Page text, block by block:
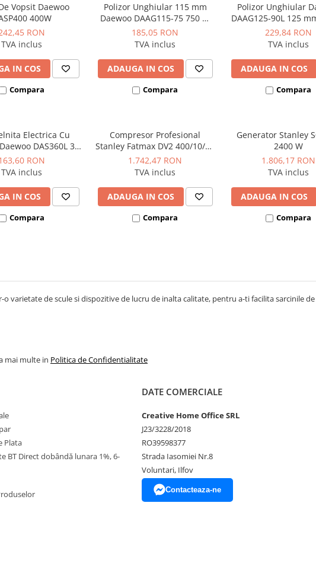
Vopsit Daewoo
400W
RON
TVA inclus
IN COS
Compara
Polizor Unghiular 115 mm
Daewoo DAAG115-75 750 W
11.000 rpm
185,05 RON
TVA inclus
ADAUGA IN COS
Compara
Polizor Unghiular
DAAG125-90L 125
12.000 rpm
229,84 RON
TVA inclus
ADAUGA IN COS
Compara
Electrica Cu
DAS360L 3.6
VRON
TVA inclus
IN COS
Compara
Compresor Profesional
Stanley Fatmax DV2 400/10/50
Orizontal 3CP 10 bar 356L/min
1.742,47 RON
TVA inclus
ADAUGA IN COS
Compara
Generator Stanley
2400 W
1.806,17 RON
TVA inclus
ADAUGA IN COS
Compara
o varietate de scule si dispozitive de lucru de inalta calitate, pentru a-ti facilita sarcinile
mai multe in Politica de Confidentialitate
Plata
BT Direct dobândă lunara 1%, 6-
DATE COMERCIALE
Creative Home Office SRL
J23/3228/2018
RO39598377
Strada Iasomiei Nr.8
Voluntari, Ilfov
Contacteaza-ne